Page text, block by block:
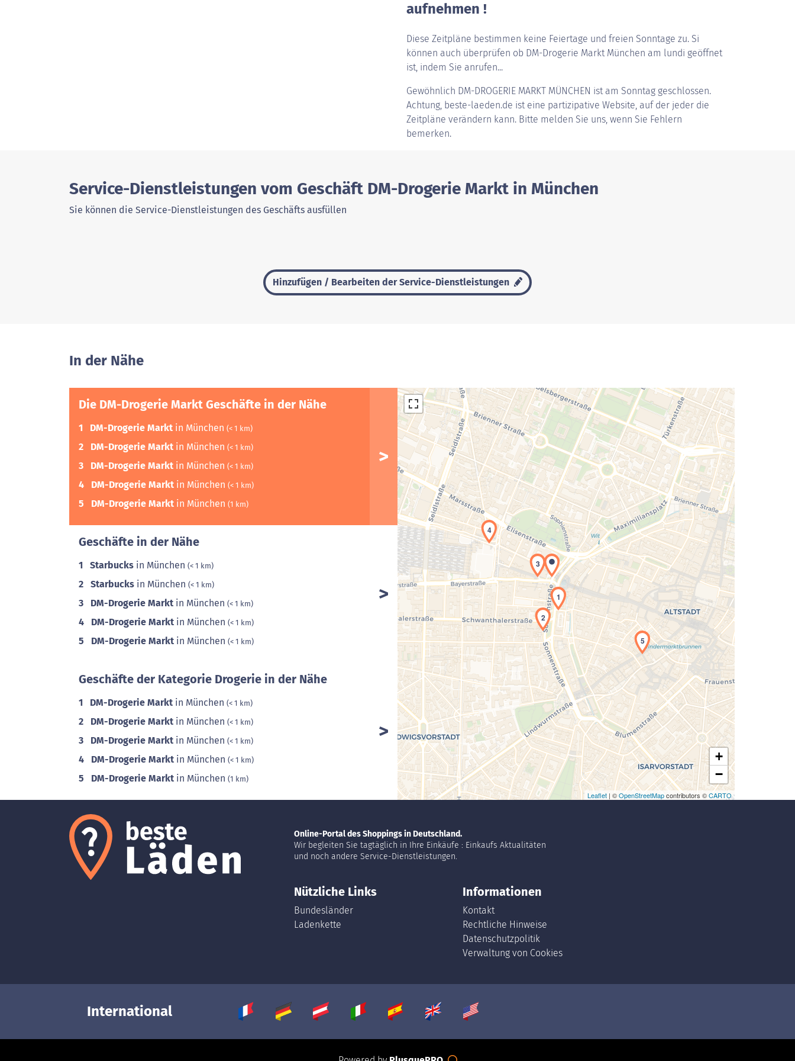
aufnehmen !
Diese Zeitpläne bestimmen keine Feiertage und freien Sonntage zu. Si
können auch überprüfen ob DM-Drogerie Markt München am lundi geöffnet
ist, indem Sie anrufen...
Gewöhnlich DM-DROGERIE MARKT MÜNCHEN ist am Sonntag geschlossen.
Achtung, beste-laeden.de ist eine partizipative Website, auf der jeder die
Zeitpläne verändern kann. Bitte melden Sie uns, wenn Sie Fehlern
bemerken.
Service-Dienstleistungen vom Geschäft DM-Drogerie Markt in München
Sie können die Service-Dienstleistungen des Geschäfts ausfüllen
Hinzufügen / Bearbeiten der Service-Dienstleistungen
In der Nähe
Die DM-Drogerie Markt Geschäfte in der Nähe
1 DM-Drogerie Markt in München (< 1 km)
2 DM-Drogerie Markt in München (< 1 km)
3 DM-Drogerie Markt in München (< 1 km)
4 DM-Drogerie Markt in München (< 1 km)
5 DM-Drogerie Markt in München (1 km)
Geschäfte in der Nähe
1 Starbucks in München (< 1 km)
2 Starbucks in München (< 1 km)
3 DM-Drogerie Markt in München (< 1 km)
4 DM-Drogerie Markt in München (< 1 km)
5 DM-Drogerie Markt in München (< 1 km)
Geschäfte der Kategorie Drogerie in der Nähe
1 DM-Drogerie Markt in München (< 1 km)
2 DM-Drogerie Markt in München (< 1 km)
3 DM-Drogerie Markt in München (< 1 km)
4 DM-Drogerie Markt in München (< 1 km)
5 DM-Drogerie Markt in München (1 km)
Laden der Karte...
1
2
3
4
5
+
−
Leaflet | ©OpenStreetMapcontributors ©CARTO
Online-Portal des Shoppings in Deutschland.
Wir begleiten Sie tagtäglich in Ihre Einkäufe : Einkaufs Aktualitäten
und noch andere Service-Dienstleistungen.
Nützliche Links
Bundesländer
Ladenkette
Informationen
Kontakt
Rechtliche Hinweise
Datenschutzpolitik
Verwaltung von Cookies
International